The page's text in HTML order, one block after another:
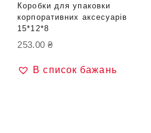
Коробки для упаковки
корпоративних аксесуарів
15*12*8
253.00 ₴
В список бажань